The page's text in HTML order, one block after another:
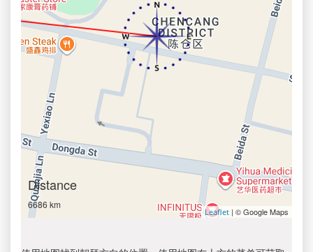
Distance
6686 km
Leaflet | © Google Maps